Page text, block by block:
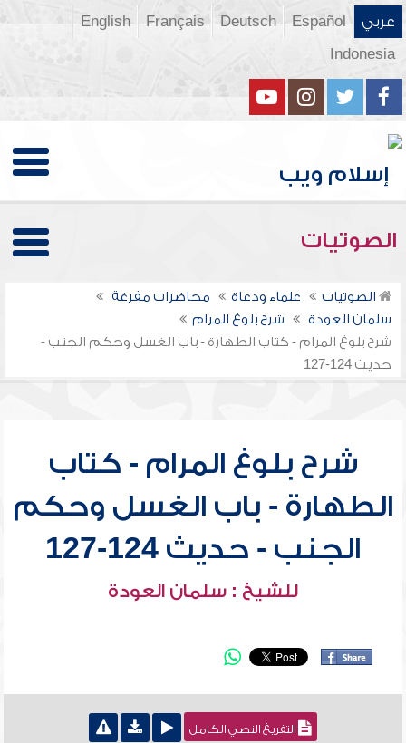
عربي Español
Deutsch
Français
English
Indonesia
الصوتيات
الصوتيات علماء ودعاة
محاضرات مفرغة
سلمان العودة
شرح بلوغ المرام
شرح بلوغ المرام - كتاب الطهارة - باب الغسل وحكم الجنب -
حديث 124-127
شرح بلوغ المرام - كتاب
الطهارة - باب الغسل وحكم
الجنب - حديث 124-127
للشيخ : سلمان العودة
التفريغ النصي الكامل